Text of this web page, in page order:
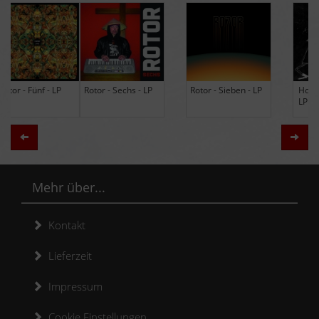
Rotor - Sechs - LP Rotor - Sieben - LP
Hodja - The Band -
LP (Limited Edition
Zurück
Mehr über...
Kontakt
Lieferzeit
Impressum